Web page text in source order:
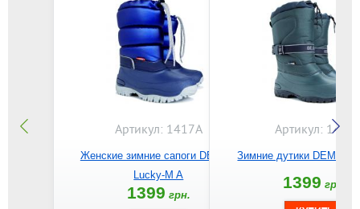
Артикул: 1417A
Женские зимние сапоги DEMAR
Lucky-M A
1399 грн.
Артикул: 1416
Зимние дутики DEMAR
1399 грн.